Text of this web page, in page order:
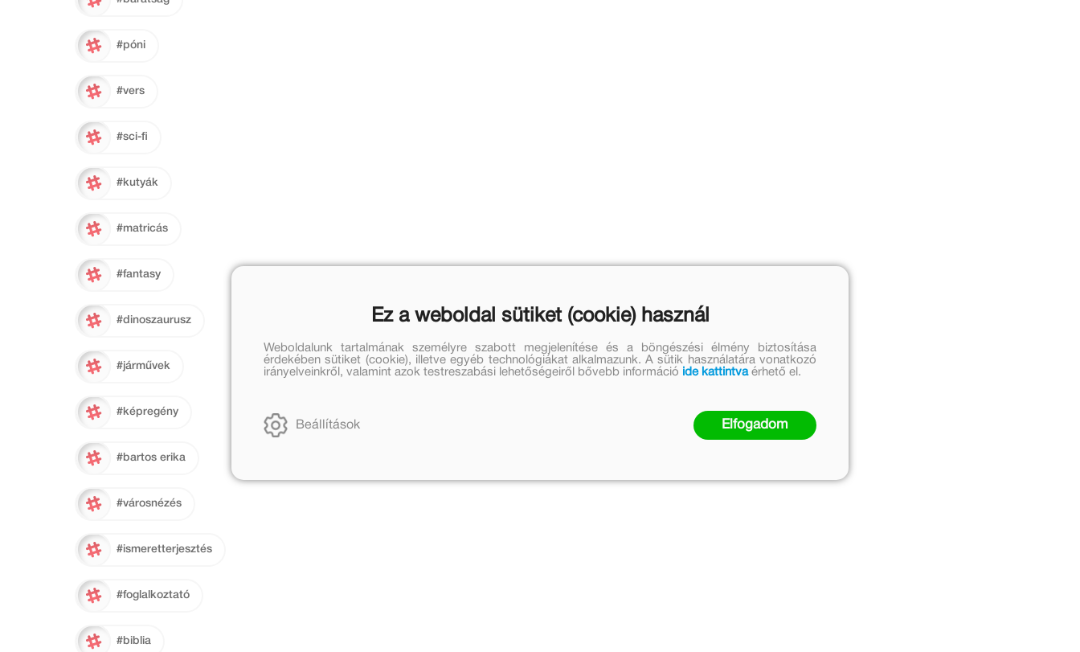
#póni
#vers
#sci-fi
#kutyák
#matricás
#fantasy
#dinoszaurusz
#járművek
#képregény
#bartos erika
#városnézés
#ismeretterjesztés
#foglalkoztató
#biblia
Ez a weboldal sütiket (cookie) használ
Weboldalunk tartalmának személyre szabott megjelenítése és a böngészési élmény biztosítása
érdekében sütiket (cookie), illetve egyéb technológiákat alkalmazunk. A sütik használatára vonatkozó
irányelveinkről, valamint azok testreszabási lehetőségeiről bővebb információ ide kattintvaérhető el.
Beállítások Elfogadom